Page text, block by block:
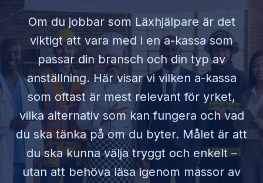
Om du jobbar som Läxhjälpare är det
viktigt att vara med i en a-kassa som
passar din bransch och din typ av
anställning. Här visar vi vilken a-kassa
som oftast är mest relevant för yrket,
vilka alternativ som kan fungera och vad
du ska tänka på om du byter. Målet är att
du ska kunna välja tryggt och enkelt –
utan att behöva läsa igenom massor av